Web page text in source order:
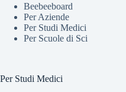
Beebeeboard
Per Aziende
Per Studi Medici
Per Scuole di Sci
Per Studi Medici